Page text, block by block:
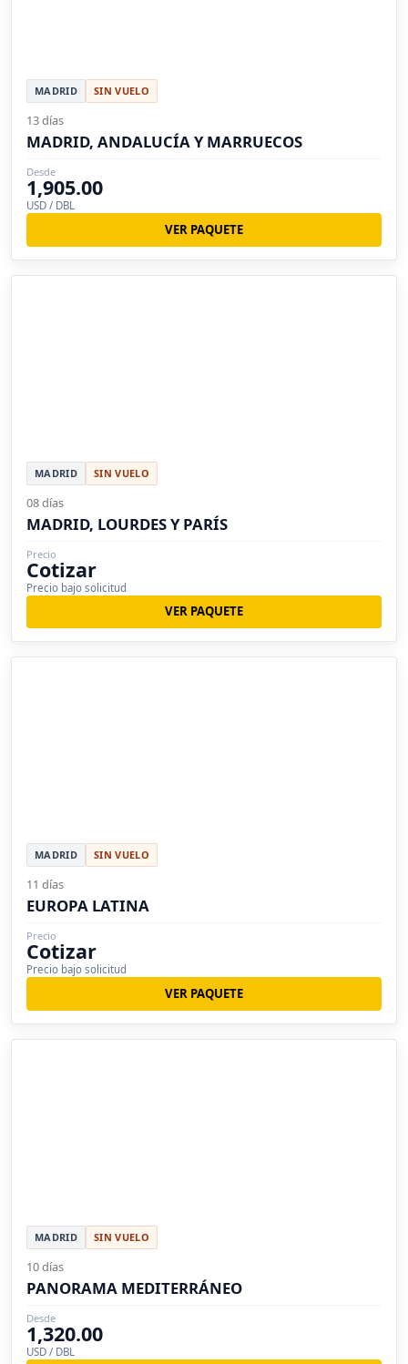
MADRID SIN VUELO
13 días
MADRID, ANDALUCÍA Y MARRUECOS
Desde
1,905.00
USD / DBL
VER PAQUETE
MADRID SIN VUELO
08 días
MADRID, LOURDES Y PARÍS
Precio
Cotizar
Precio bajo solicitud
VER PAQUETE
MADRID SIN VUELO
11 días
EUROPA LATINA
Precio
Cotizar
Precio bajo solicitud
VER PAQUETE
MADRID SIN VUELO
10 días
PANORAMA MEDITERRÁNEO
Desde
1,320.00
USD / DBL